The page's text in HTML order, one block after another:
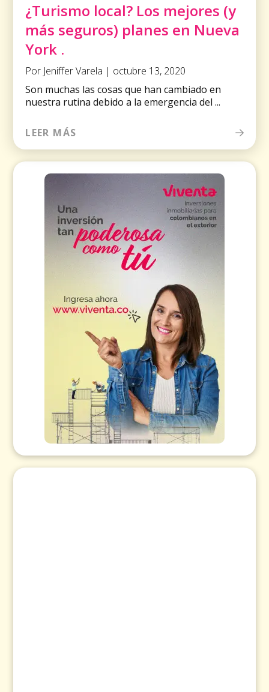
¿Turismo local? Los mejores (y
más seguros) planes en Nueva
York .
Por Jeniffer Varela | octubre 13, 2020
Son muchas las cosas que han cambiado en
nuestra rutina debido a la emergencia del ...
LEER MÁS